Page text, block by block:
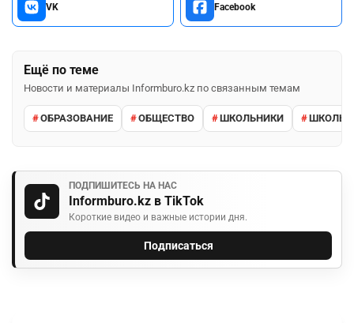
VK Facebook
Ещё по теме
Новости и материалы Informburo.kz по связанным темам
ОБРАЗОВАНИЕ ОБЩЕСТВО ШКОЛЬНИКИ
ПОДПИШИТЕСЬ НА НАС
Informburo.kz в TikTok
Короткие видео и важные истории дня.
Подписаться